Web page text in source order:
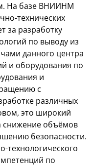
На базе ВНИИНМ
технических
за разработку
по выводу из
данного центра
и оборудования по
и
с
различных
это широкий
снижение объёмов
безопасности.
технологического
по